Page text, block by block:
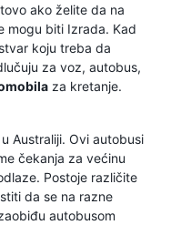
ako želite da na
mogu biti Izrada. Kad
koju treba da
za voz, autobus,
za kretanje.
Australiji. Ovi autobusi
čekanja za većinu
Postoje različite
da se na razne
autobusom